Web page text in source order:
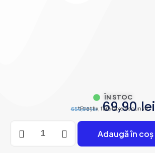
ÎN STOC
650,00lei 69,90lei
*Preț fix, fără taxe ascunse
Adaugă în coș